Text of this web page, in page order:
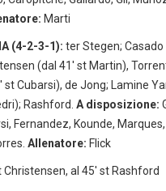
Marti
(4-2-3-1): ter Stegen; Casado
(dal 41′ st Martin),
st Cubarsi), de Jong; Lamine
Rashford. A disposizione:
Fernandez, Kounde,
Allenatore: Flick
Christensen, al 45′ st Rashford